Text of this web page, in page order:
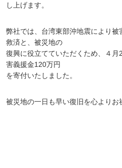
し上げます。
弊社では、台湾東部沖地震により
救済と、被災地の
復興に役立てていただくため、４
害義援金120万円
を寄付いたしました。
被災地の一日も早い復旧を心よりお